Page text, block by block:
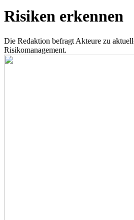
Risiken erkennen
Die Redaktion befragt Akteure zu
Risikomanagement.